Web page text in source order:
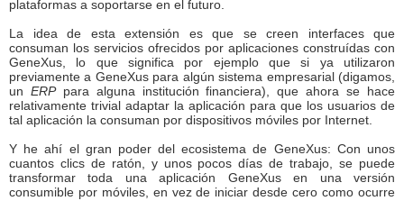
plataformas a soportarse en el futuro.
La idea de esta extensión es que se creen interfaces que
consuman los servicios ofrecidos por aplicaciones construídas con
GeneXus, lo que significa por ejemplo que si ya utilizaron
previamente a GeneXus para algún sistema empresarial (digamos,
un ERPpara alguna institución financiera), que ahora se hace
relativamente trivial adaptar la aplicación para que los usuarios de
tal aplicación la consuman por dispositivos móviles por Internet.
Y he ahí el gran poder del ecosistema de GeneXus: Con unos
cuantos clics de ratón, y unos pocos días de trabajo, se puede
transformar toda una aplicación GeneXus en una versión
consumible por móviles, en vez de iniciar desde cero como ocurre